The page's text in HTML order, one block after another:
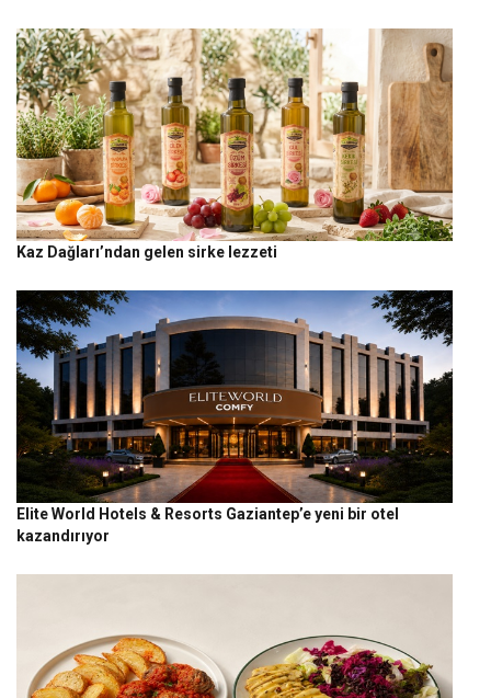
Kaz Dağları’ndan gelen sirke lezzeti
Elite World Hotels & Resorts Gaziantep’e yeni bir otel
kazandırıyor